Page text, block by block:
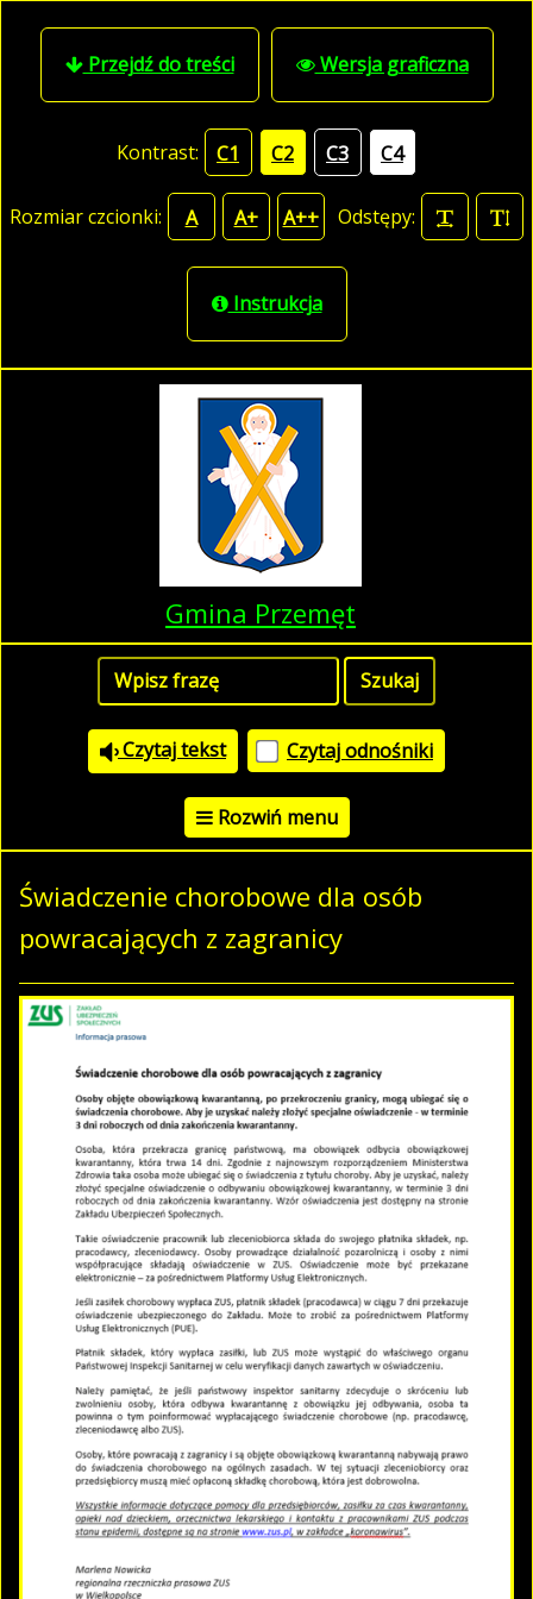
Przejdź do treści Wersja graficzna
Kontrast: C1 C2 C3 C4
Rozmiar czcionki: A A+ A++ Odstępy:
Instrukcja
Gmina Przemęt
Czytaj tekst Czytaj odnośniki
Rozwiń menu
Świadczenie chorobowe dla osób
powracających z zagranicy